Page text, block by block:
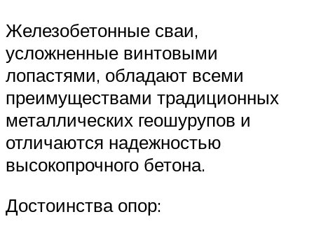
Железобетонные сваи,
усложненные винтовыми
лопастями, обладают всеми
преимуществами традиционных
металлических геошурупов и
отличаются надежностью
высокопрочного бетона.
Достоинства опор: